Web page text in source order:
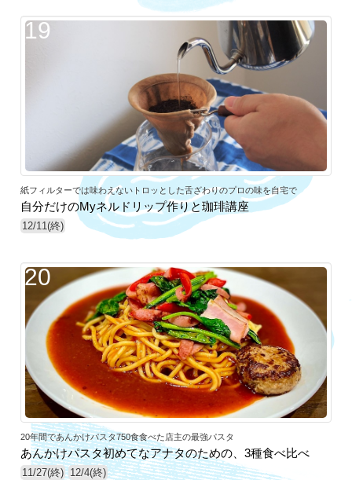
19
紙フィルターでは味わえないトロッとした舌ざわりのプロの味を自宅で
自分だけのMyネルドリップ作りと珈琲講座
12/11(終)
20
20年間であんかけパスタ750食食べた店主の最強パスタ
あんかけパスタ初めてなアナタのための、3種食べ比べ
11/27(終) 12/4(終)